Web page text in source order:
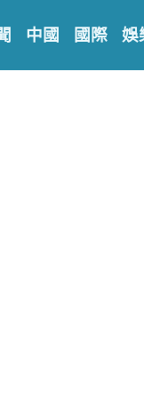
中國 國際 娛